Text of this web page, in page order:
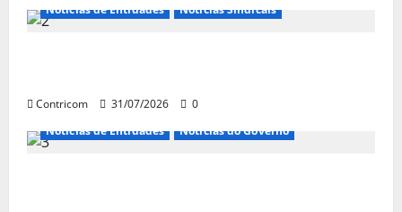
Notícias de Entidades
Notícias Sindicais
Contricom 31/07/2026
0
Notícias de Entidades
Notícias do Governo